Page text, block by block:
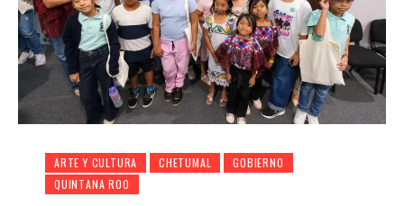
ARTE Y CULTURA CHETUMAL
GOBIERNO
QUINTANA ROO